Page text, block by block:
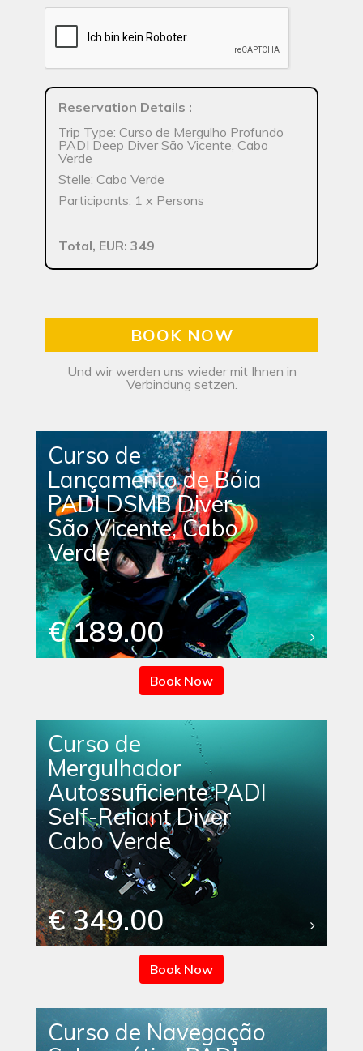
Reservation Details :
Trip Type: Curso de Mergulho Profundo
PADI Deep Diver São Vicente, Cabo
Verde
Stelle: Cabo Verde
Participants: 1 x Persons
Total, EUR: 349
BOOK NOW
Und wir werden uns wieder mit Ihnen in
Verbindung setzen.
Curso de
Lançamento de Bóia
PADI DSMB Diver
São Vicente, Cabo
Verde
€ 189.00
Book Now
Curso de
Mergulhador
Autossuficiente PADI
Self-Reliant Diver
Cabo Verde
€ 349.00
Book Now
Curso de Navegação